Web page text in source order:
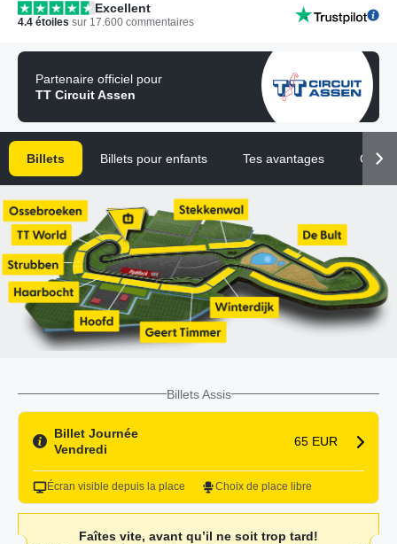
Excellent
4.4 étoiles sur 17.600 commentaires
Partenaire officiel pour
TT Circuit Assen
Billets Billets pour enfants Tes avantages
Billets Assis
Billet Journée
Vendredi
65 EUR
Écran visible depuis la place Choix de place libre
Faîtes vite, avant qu’il ne soit trop tard!